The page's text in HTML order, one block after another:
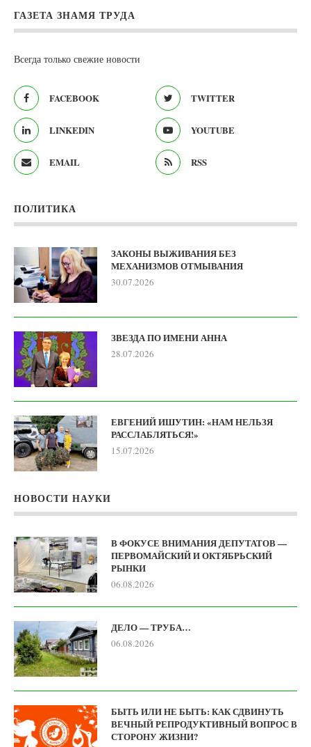
ГАЗЕТА ЗНАМЯ ТРУДА
Всегда только свежие новости
FACEBOOK TWITTER
LINKEDIN YOUTUBE
EMAIL RSS
ПОЛИТИКА
ЗАКОНЫ ВЫЖИВАНИЯ БЕЗ
МЕХАНИЗМОВ ОТМЫВАНИЯ
30.07.2026
ЗВЕЗДА ПО ИМЕНИ АННА
28.07.2026
ЕВГЕНИЙ ИШУТИН: «НАМ НЕЛЬЗЯ
РАССЛАБЛЯТЬСЯ!»
15.07.2026
НОВОСТИ НАУКИ
В ФОКУСЕ ВНИМАНИЯ ДЕПУТАТОВ —
ПЕРВОМАЙСКИЙ И ОКТЯБРЬСКИЙ
РЫНКИ
06.08.2026
ДЕЛО — ТРУБА…
06.08.2026
БЫТЬ ИЛИ НЕ БЫТЬ: КАК СДВИНУТЬ
ВЕЧНЫЙ РЕПРОДУКТИВНЫЙ ВОПРОС В
СТОРОНУ ЖИЗНИ?